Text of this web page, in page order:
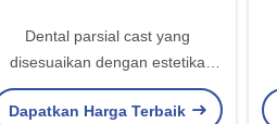
Dental parsial cast yang
disesuaikan dengan estetika
yang dipersonalisasi dan aman
untuk kenyamanan dan
Dapatkan Harga Terbaik